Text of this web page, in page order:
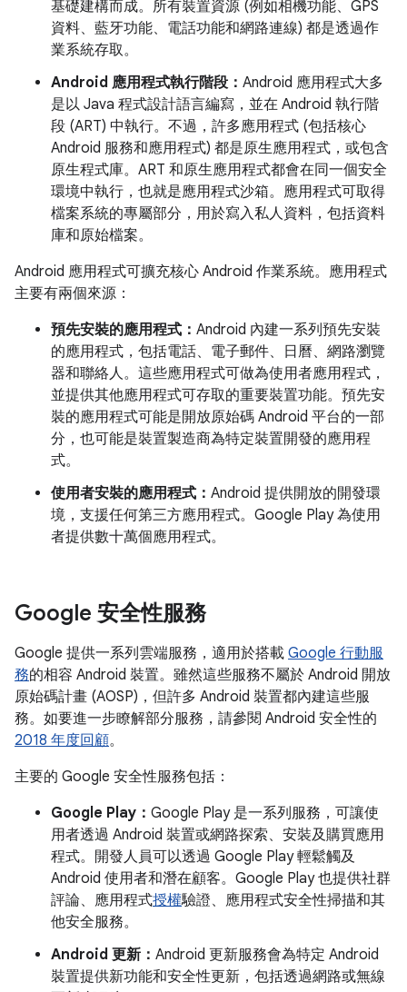
基礎建構而成。所有裝置資源 (例如相機功能、GPS
資料、藍牙功能、電話功能和網路連線) 都是透過作
業系統存取。
Android 應用程式執行階段： Android 應用程式大多
是以 Java 程式設計語言編寫，並在 Android 執行階
段 (ART) 中執行。不過，許多應用程式 (包括核心
Android 服務和應用程式) 都是原生應用程式，或包含
原生程式庫。ART 和原生應用程式都會在同一個安全
環境中執行，也就是應用程式沙箱。應用程式可取得
檔案系統的專屬部分，用於寫入私人資料，包括資料
庫和原始檔案。
Android 應用程式可擴充核心 Android 作業系統。應用程式
主要有兩個來源：
預先安裝的應用程式： Android 內建一系列預先安裝
的應用程式，包括電話、電子郵件、日曆、網路瀏覽
器和聯絡人。這些應用程式可做為使用者應用程式，
並提供其他應用程式可存取的重要裝置功能。預先安
裝的應用程式可能是開放原始碼 Android 平台的一部
分，也可能是裝置製造商為特定裝置開發的應用程
式。
使用者安裝的應用程式： Android 提供開放的開發環
境，支援任何第三方應用程式。Google Play 為使用
者提供數十萬個應用程式。
Google 安全性服務
Google 提供一系列雲端服務，適用於搭載 Google 行動服
務的相容 Android 裝置。雖然這些服務不屬於 Android 開放
原始碼計畫 (AOSP)，但許多 Android 裝置都內建這些服
務。如要進一步瞭解部分服務，請參閱 Android 安全性的
2018 年度回顧。
主要的 Google 安全性服務包括：
Google Play： Google Play 是一系列服務，可讓使
用者透過 Android 裝置或網路探索、安裝及購買應用
程式。開發人員可以透過 Google Play 輕鬆觸及
Android 使用者和潛在顧客。Google Play 也提供社群
評論、應用程式授權驗證、應用程式安全性掃描和其
他安全服務。
Android 更新： Android 更新服務會為特定 Android
裝置提供新功能和安全性更新，包括透過網路或無線